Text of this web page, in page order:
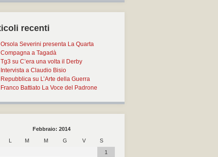
recenti
Orsola Severini presenta La Quarta
Compagna a Tagadà
Tg3 su C’era una volta il Derby
Intervista a Claudio Bisio
Repubblica su L’Arte della Guerra
Franco Battiato La Voce del Padrone
Febbraio: 2014
L M M G V
S
1